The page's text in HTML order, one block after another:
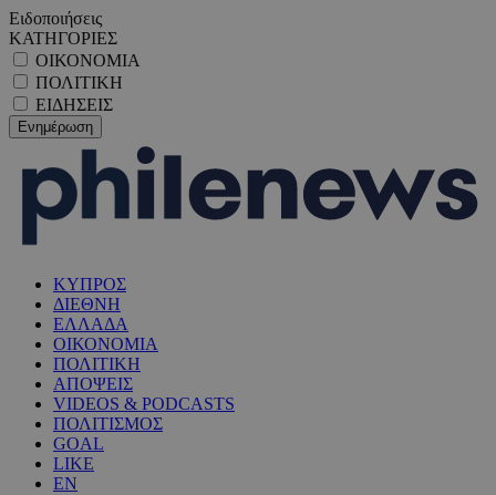
Ειδοποιήσεις
ΚΑΤΗΓΟΡΙΕΣ
ΟΙΚΟΝΟΜΙΑ
ΠΟΛΙΤΙΚΗ
ΕΙΔΗΣΕΙΣ
ΚΥΠΡΟΣ
ΔΙΕΘΝΗ
ΕΛΛΑΔΑ
ΟΙΚΟΝΟΜΙΑ
ΠΟΛΙΤΙΚΗ
ΑΠΟΨΕΙΣ
VIDEOS & PODCASTS
ΠΟΛΙΤΙΣΜΟΣ
GOAL
LIKE
EN